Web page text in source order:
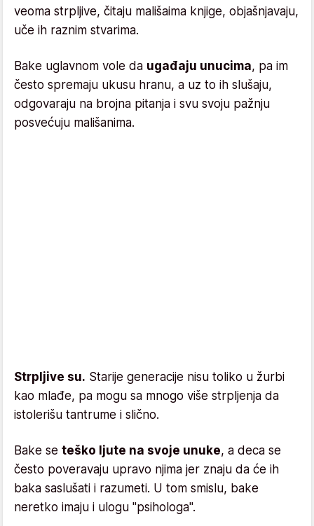
veoma strpljive, čitaju mališaima knjige, objašnjavaju,
uče ih raznim stvarima.
Bake uglavnom vole da ugađaju unucima, pa im
često spremaju ukusu hranu, a uz to ih slušaju,
odgovaraju na brojna pitanja i svu svoju pažnju
posvećuju mališanima.
Strpljive su. Starije generacije nisu toliko u žurbi
kao mlađe, pa mogu sa mnogo više strpljenja da
istolerišu tantrume i slično.
Bake se teško ljute na svoje unuke, a deca se
često poveravaju upravo njima jer znaju da će ih
baka saslušati i razumeti. U tom smislu, bake
neretko imaju i ulogu "psihologa".